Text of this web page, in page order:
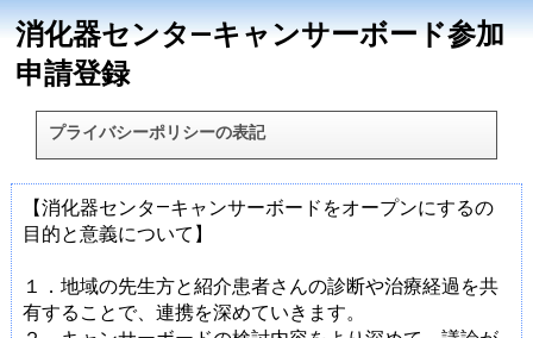
消化器センタ―キャンサーボード参加
申請登録
プライバシーポリシーの表記
【消化器センタ―キャンサーボードをオープンにするの
目的と意義について】
１．地域の先生方と紹介患者さんの診断や治療経過を共
有することで、連携を深めていきます。